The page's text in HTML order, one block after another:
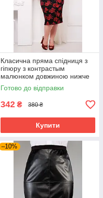
Класична пряма спідниця з
гіпюру з контрастым
малюнком довжиною нижче
коліна великого розміру 56-
60
Готово до відправки
342 ₴ 380 ₴
Купити
–10%